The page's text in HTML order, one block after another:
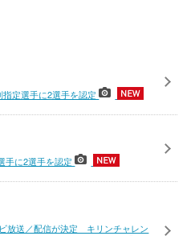
指定選手に2選手を認定
手に2選手を認定
放送／配信が決定 キリンチャレン